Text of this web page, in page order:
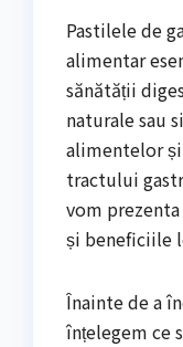
Pastilele de
alimentar
sănătății
naturale sau
alimentelor
tractului
vom
și beneficiile
Înainte de a
înțelegem ce